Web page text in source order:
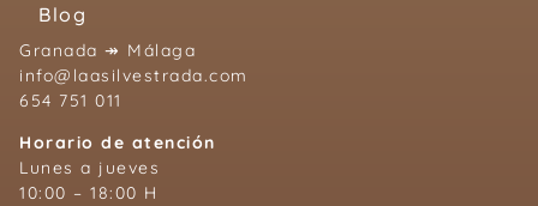
Blog
Granada ↠ Málaga
info@laasilvestrada.com
654 751 011
Horario de atención
Lunes a jueves
10:00 – 18:00 H